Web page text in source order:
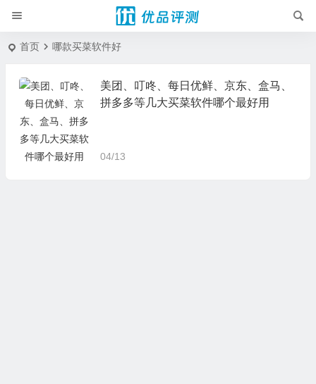
首页 哪款买菜软件好
美团、叮咚、每日优鲜、京东、盒马、
拼多多等几大买菜软件哪个最好用
04/13